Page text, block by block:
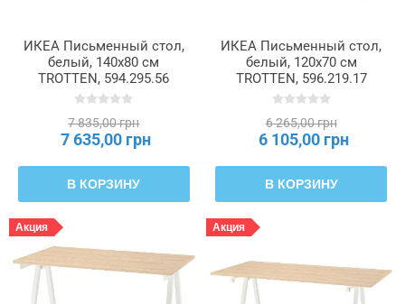
ИКЕА Письменный стол,
белый, 140x80 см
TROTTEN, 594.295.56
7 835,00 грн
7 635,00 грн
В КОРЗИНУ
ИКЕА Письменный стол,
белый, 120x70 см
TROTTEN, 596.219.17
6 265,00 грн
6 105,00 грн
В КОРЗИНУ
Акция Акция